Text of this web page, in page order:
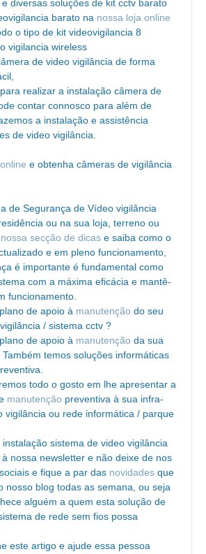
diversas soluções de kit cctv barato
barato na nossa loja online
o tipo de kit videovigilancia 8
vigilancia wireless
de video vigilância de forma
realizar a instalação câmera de
contar connosco para além de
a instalação e assistência
de video vigilância.
e obtenha câmeras de vigilância
de Segurança de Vídeo vigilância
ou na sua loja, terreno ou
secção de dicas e saiba como o
e em pleno funcionamento,
é importante é fundamental como
com a máxima eficácia e mantê-
funcionamento.
de apoio à manutenção do seu
/ sistema cctv ?
de apoio à manutenção da sua
temos soluções informáticas
todo o gosto em lhe apresentar a
manutenção preventiva à sua infra-
vigilância ou rede informática / parque
sistema de video vigilância
nossa newsletter e não deixe de nos
e fique a par das novidades que
nosso blog todas as semana, ou seja
alguém a quem esta solução de
de rede sem fios possa
este artigo e ajude essa pessoa